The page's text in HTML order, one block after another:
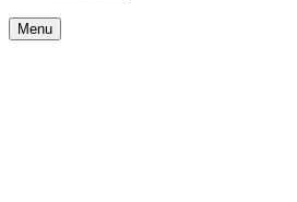
Menu